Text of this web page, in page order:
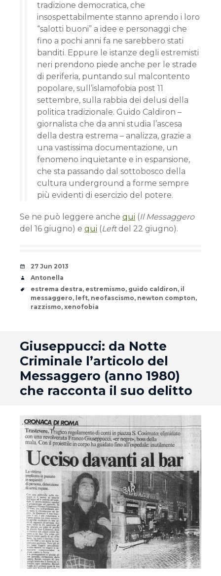
tradizione democratica, che
insospettabilmente stanno aprendo i loro
“salotti buoni” a idee e personaggi che
fino a pochi anni fa ne sarebbero stati
banditi. Eppure le istanze degli estremisti
neri prendono piede anche per le strade
di periferia, puntando sul malcontento
popolare, sull’islamofobia post 11
settembre, sulla rabbia dei delusi della
politica tradizionale. Guido Caldiron –
giornalista che da anni studia l’ascesa
della destra estrema – analizza, grazie a
una vastissima documentazione, un
fenomeno inquietante e in espansione,
che sta passando dal sottobosco della
cultura underground a forme sempre
più evidenti di esercizio del potere.
Se ne può leggere anche qui (Il Messaggero
del 16 giugno) e qui (Leftdel 22 giugno).
Date
27 Jun 2013
Author
Antonella
Tags
estrema destra, estremismo, guido caldiron, il
messaggero, left, neofascismo, newton compton,
razzismo, xenofobia
Giuseppucci: da Notte
Criminale l’articolo del
Messaggero (anno 1980)
che racconta il suo delitto